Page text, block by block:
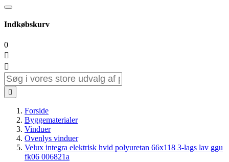
Indkøbskurv
0



Forside
Byggematerialer
Vinduer
Ovenlys vinduer
Velux integra elektrisk hvid polyuretan 66x118 3-lags lav ggu
fk06 006821a